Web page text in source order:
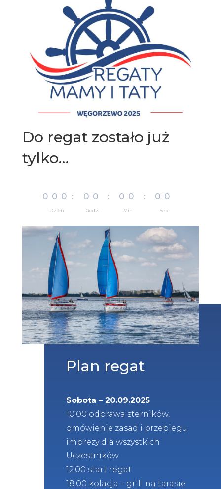
Do regat zostało już
tylko…
000
Dzień
: 00
Godz.
: 00
Min.
: 00
Sek.
Plan regat
Sobota – 20.09.2025
10.00 odprawa sterników,
omówienie zasad i przebiegu
imprezy dla wszystkich
Uczestników
12.00 start regat
18.00 kolacja – grill na tarasie